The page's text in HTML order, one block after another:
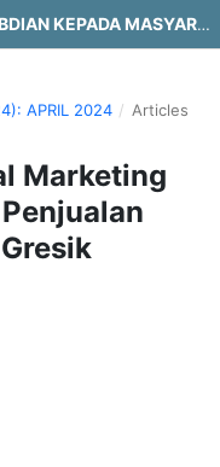
J-ABDIPAMAS (JURNAL PENGABDIAN KEPADA MASYARAKAT)
APRIL 2024 / Articles
Marketing